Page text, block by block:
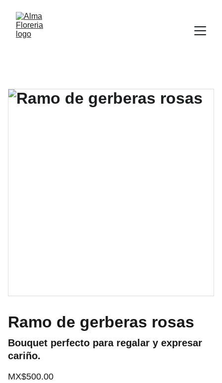
Ramo de gerberas rosas
Bouquet perfecto para regalar y expresar
cariño.
MX$500.00